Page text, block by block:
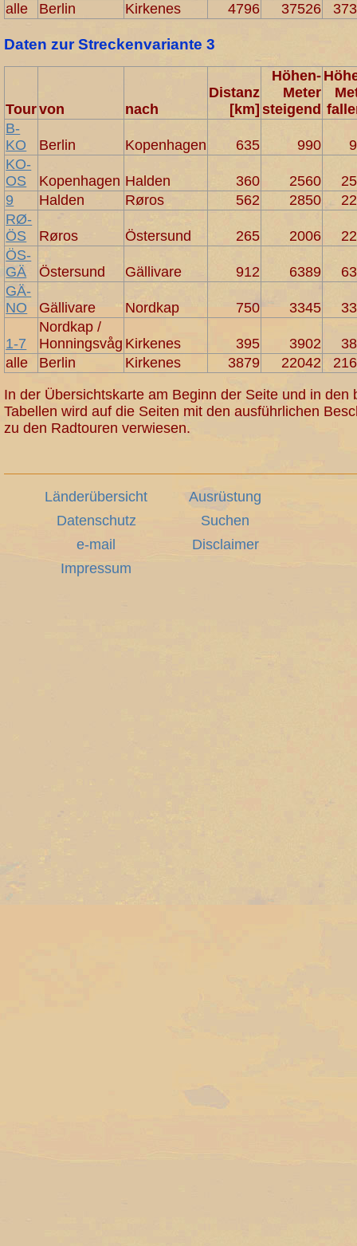
alle
Berlin Kirkenes 4796 37526
Daten zur Streckenvariante 3
Tourvon nach
Distanz
[km]
Höhen-
Meter
steigend
B-
KO
Berlin Kopenhagen 635 990
KO-
OS
Kopenhagen Halden 360 2560
9
Halden Røros 562 2850
RØ-
ÖS
Røros Östersund 265 2006
ÖS-
GÄ
Östersund Gällivare 912 6389
GÄ-
NO
Gällivare Nordkap 750 3345
1-7
Nordkap /
Honningsvåg Kirkenes 395 3902
alle
Berlin Kirkenes 3879 22042
In der Übersichtskarte am Beginn der Seite und in den
Tabellen wird auf die Seiten mit den ausführlichen
zu den Radtouren verwiesen.
Länderübersicht
Ausrüstung
Datenschutz
Suchen
e-mail
Disclaimer
Impressum